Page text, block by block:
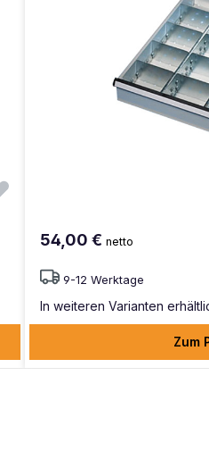
54,00 € netto
9-12 Werktage
In weiteren Varianten
Zum